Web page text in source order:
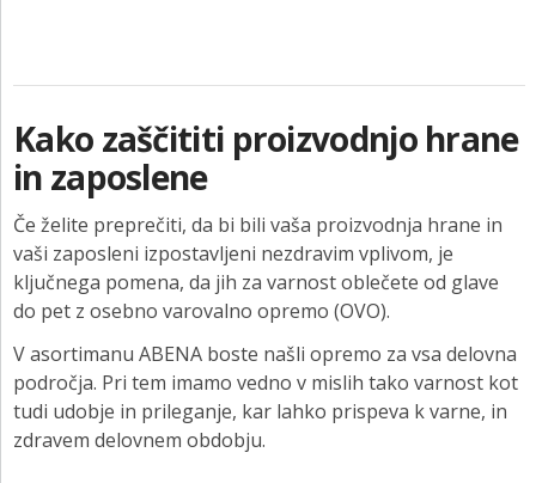
PRIJAVA
Kako zaščititi proizvodnjo hrane
in zaposlene
Če želite preprečiti, da bi bili vaša proizvodnja hrane in
vaši zaposleni izpostavljeni nezdravim vplivom, je
ključnega pomena, da jih za varnost oblečete od glave
do pet z osebno varovalno opremo (OVO).
V asortimanu ABENA boste našli opremo za vsa delovna
področja. Pri tem imamo vedno v mislih tako varnost kot
tudi udobje in prileganje, kar lahko prispeva k varne, in
zdravem delovnem obdobju.